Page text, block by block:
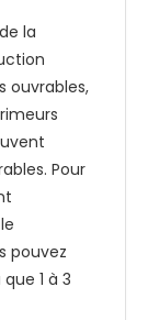
la
ouvrables,
Pour
pouvez
1 à 3